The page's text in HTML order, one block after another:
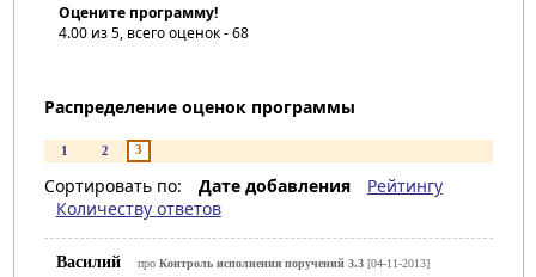
Оцените программу!
4.00из 5, всего оценок -68
Распределение оценок программы
1 2 3
Сортировать по: Дате добавления
Рейтингу
Количеству ответов
Василий про Контроль исполнения поручений 3.3[04-11-2013]